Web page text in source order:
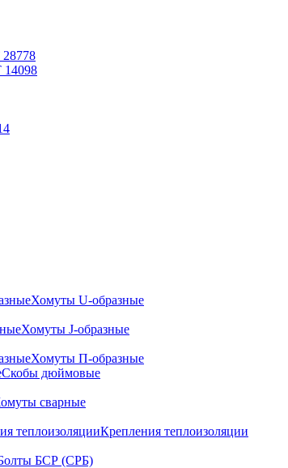
Хомуты U-образные
Хомуты J-образные
Хомуты П-образные
Скобы дюймовые
сварные
Крепления теплоизоляции
БСР (СРБ)